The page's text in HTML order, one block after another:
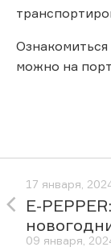
можно на
17 января,
E-
09 января,